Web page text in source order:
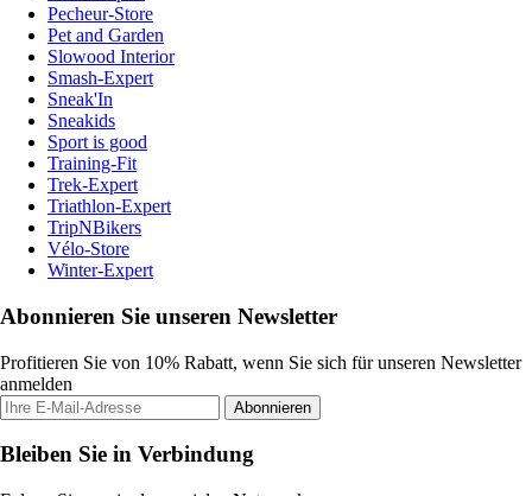
Pecheur-Store
Pet and Garden
Slowood Interior
Smash-Expert
Sneak'In
Sneakids
Sport is good
Training-Fit
Trek-Expert
Triathlon-Expert
TripNBikers
Vélo-Store
Winter-Expert
Abonnieren Sie unseren Newsletter
Profitieren Sie von 10% Rabatt, wenn Sie sich für unseren Newsletter
anmelden
Abonnieren
Bleiben Sie in Verbindung